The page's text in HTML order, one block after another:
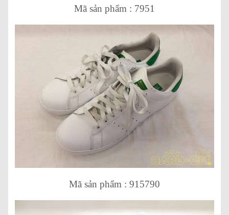
Mã sản phẩm : 7951
Mã sản phẩm : 915790